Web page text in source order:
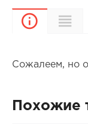
Сожалеем, но
Похожие